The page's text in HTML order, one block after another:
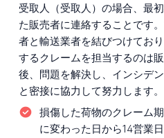
受取人（受取人）の場合、最
た販売者に連絡することです
者と輸送業者を結びつけてお
するクレームを担当するのは
後、問題を解決し、インシデ
と密接に協力して努力します。
損傷した荷物のクレーム期
に変わった日から14営業